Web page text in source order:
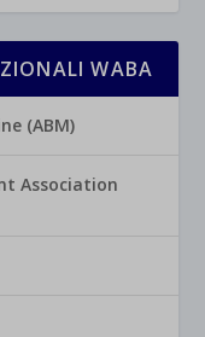
WABA
(ABM)
Association